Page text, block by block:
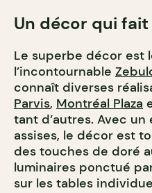
Un décor qui
Le superbe décor est
l’incontournable
connaît diverses
Parvis, Montréal Plaza
tant d’autres. Avec
assises, le décor est
des touches de doré
luminaires ponctué
sur les tables